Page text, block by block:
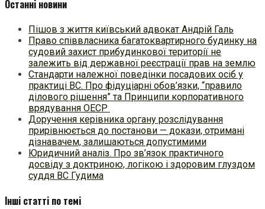
Останні новини
Пішов з життя київський адвокат Андрій Галь
Право співвласника багатоквартирного будинку на
судовий захист прибудинкової території не
залежить від державної реєстрації прав на землю
Стандарти належної поведінки посадових осіб у
практиці ВC. Про фідуціарні обов’язки, “правило
ділового рішення” та Принципи корпоративного
врядування ОЕСР
Доручення керівника органу розслідування
прирівнюється до постанови — докази, отримані
дізнавачем, залишаються допустимими
Юридичний аналіз. Про зв’язок практичного
досвіду з доктриною, логікою і здоровим глуздом
суддя ВС Гудима
Інші статті по темі